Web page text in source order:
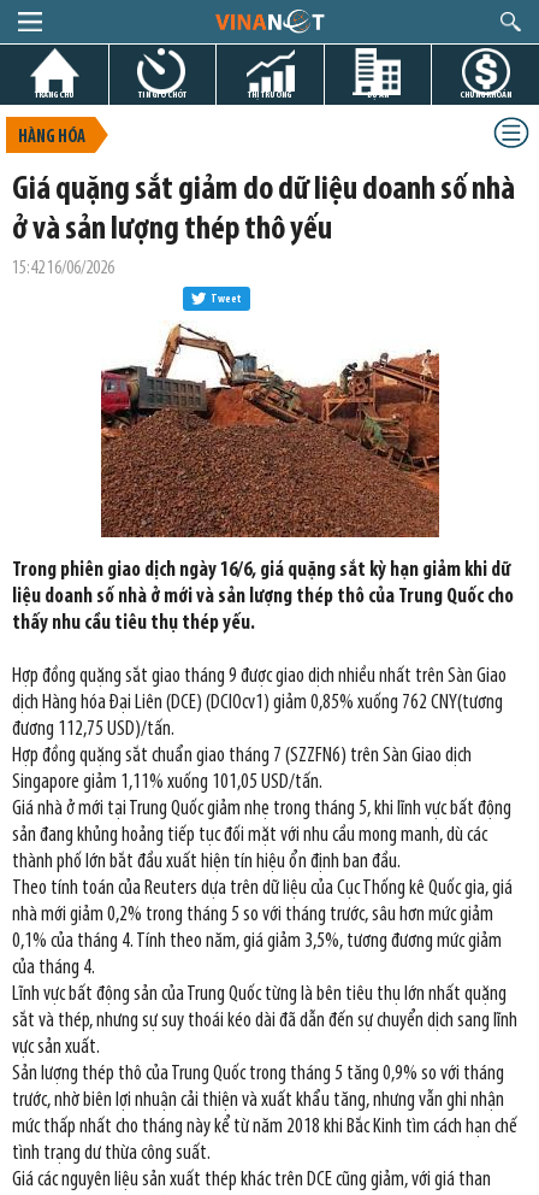
TRANG CHỦ TIN GIỜ CHÓT THỊ TRƯỜNG DỰ ÁN CHỨNG KHOÁN
HÀNG HÓA
Giá quặng sắt giảm do dữ liệu doanh số nhà
ở và sản lượng thép thô yếu
15:42 16/06/2026
Tweet
Trong phiên giao dịch ngày 16/6, giá quặng sắt kỳ hạn giảm khi dữ
liệu doanh số nhà ở mới và sản lượng thép thô của Trung Quốc cho
thấy nhu cầu tiêu thụ thép yếu.
Hợp đồng quặng sắt giao tháng 9 được giao dịch nhiều nhất trên Sàn Giao
dịch Hàng hóa Đại Liên (DCE) (DCIOcv1) giảm 0,85% xuống 762 CNY(tương
đương 112,75 USD)/tấn.
Hợp đồng quặng sắt chuẩn giao tháng 7 (SZZFN6) trên Sàn Giao dịch
Singapore giảm 1,11% xuống 101,05 USD/tấn.
Giá nhà ở mới tại Trung Quốc giảm nhẹ trong tháng 5, khi lĩnh vực bất động
sản đang khủng hoảng tiếp tục đối mặt với nhu cầu mong manh, dù các
thành phố lớn bắt đầu xuất hiện tín hiệu ổn định ban đầu.
Theo tính toán của Reuters dựa trên dữ liệu của Cục Thống kê Quốc gia, giá
nhà mới giảm 0,2% trong tháng 5 so với tháng trước, sâu hơn mức giảm
0,1% của tháng 4. Tính theo năm, giá giảm 3,5%, tương đương mức giảm
của tháng 4.
Lĩnh vực bất động sản của Trung Quốc từng là bên tiêu thụ lớn nhất quặng
sắt và thép, nhưng sự suy thoái kéo dài đã dẫn đến sự chuyển dịch sang lĩnh
vực sản xuất.
Sản lượng thép thô của Trung Quốc trong tháng 5 tăng 0,9% so với tháng
trước, nhờ biên lợi nhuận cải thiện và xuất khẩu tăng, nhưng vẫn ghi nhận
mức thấp nhất cho tháng này kể từ năm 2018 khi Bắc Kinh tìm cách hạn chế
tình trạng dư thừa công suất.
Giá các nguyên liệu sản xuất thép khác trên DCE cũng giảm, với giá than